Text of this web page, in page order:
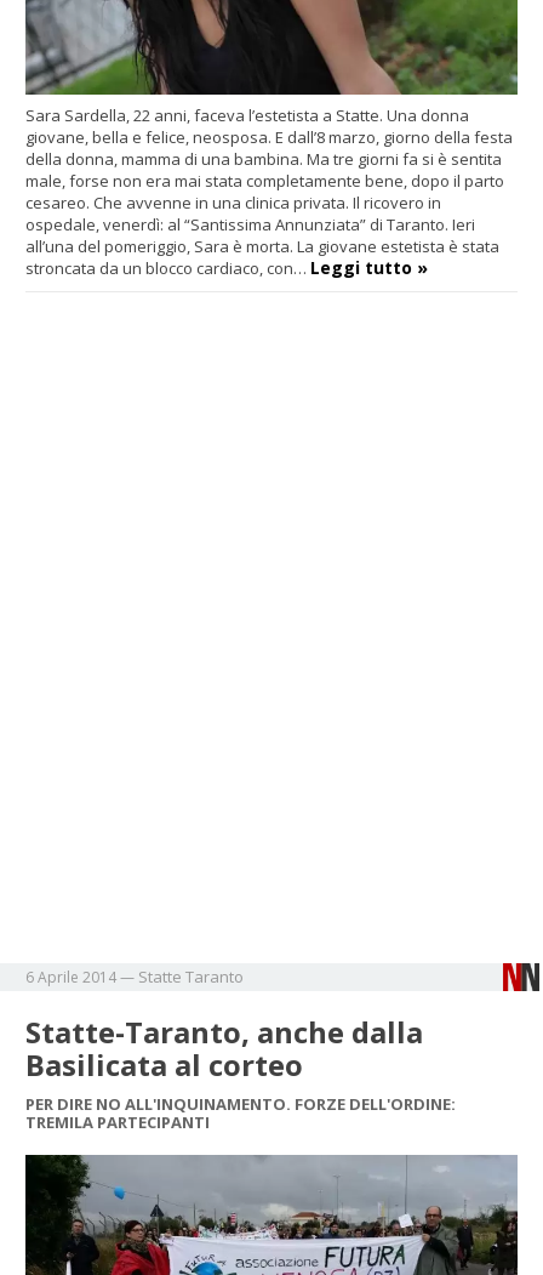
Sara Sardella, 22 anni, faceva l’estetista a Statte. Una donna
giovane, bella e felice, neosposa. E dall’8 marzo, giorno della festa
della donna, mamma di una bambina. Ma tre giorni fa si è sentita
male, forse non era mai stata completamente bene, dopo il parto
cesareo. Che avvenne in una clinica privata. Il ricovero in
ospedale, venerdì: al “Santissima Annunziata” di Taranto. Ieri
all’una del pomeriggio, Sara è morta. La giovane estetista è stata
stroncata da un blocco cardiaco, con… Leggi tutto »
6 Aprile 2014— Statte Taranto
Statte-Taranto, anche dalla
Basilicata al corteo
PER DIRE NO ALL'INQUINAMENTO. FORZE DELL'ORDINE:
TREMILA PARTECIPANTI